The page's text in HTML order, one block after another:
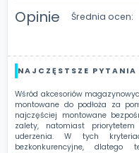
Opinie Średnia ocen:
NAJCZĘSTSZE PYTANIA
Wśród akcesoriów
montowane do podłoża za
najczęściej montowane
zalety, natomiast
uderzenia. W tych
bezkonkurencyjne,